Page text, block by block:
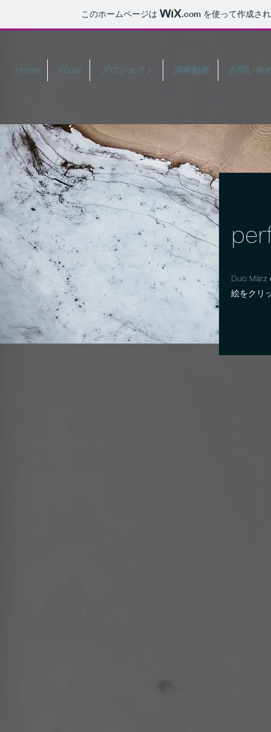
このホームページは .comを使って作成さ
Home About プロジェクト 演奏動画 お問い合
Duo März
絵をクリ